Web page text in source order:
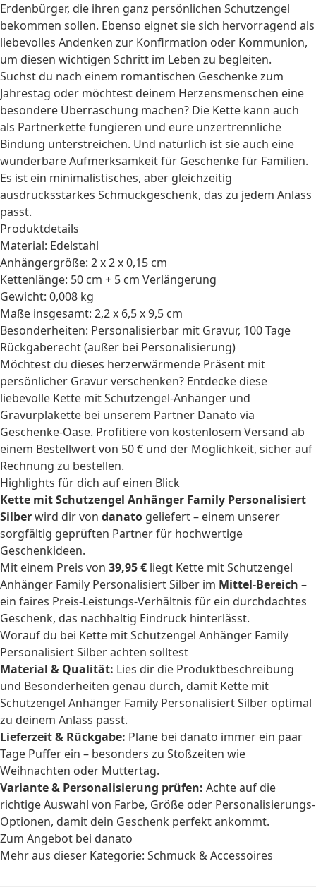
Erdenbürger, die ihren ganz persönlichen Schutzengel
bekommen sollen. Ebenso eignet sie sich hervorragend als
liebevolles Andenken zur Konfirmation oder Kommunion,
um diesen wichtigen Schritt im Leben zu begleiten.
Suchst du nach einem romantischen Geschenke zum
Jahrestag oder möchtest deinem Herzensmenschen eine
besondere Überraschung machen? Die Kette kann auch
als Partnerkette fungieren und eure unzertrennliche
Bindung unterstreichen. Und natürlich ist sie auch eine
wunderbare Aufmerksamkeit für Geschenke für Familien.
Es ist ein minimalistisches, aber gleichzeitig
ausdrucksstarkes Schmuckgeschenk, das zu jedem Anlass
passt.
Produktdetails
Material: Edelstahl
Anhängergröße: 2 x 2 x 0,15 cm
Kettenlänge: 50 cm + 5 cm Verlängerung
Gewicht: 0,008 kg
Maße insgesamt: 2,2 x 6,5 x 9,5 cm
Besonderheiten: Personalisierbar mit Gravur, 100 Tage
Rückgaberecht (außer bei Personalisierung)
Möchtest du dieses herzerwärmende Präsent mit
persönlicher Gravur verschenken? Entdecke diese
liebevolle Kette mit Schutzengel-Anhänger und
Gravurplakette bei unserem Partner Danato via
Geschenke-Oase. Profitiere von kostenlosem Versand ab
einem Bestellwert von 50 € und der Möglichkeit, sicher auf
Rechnung zu bestellen.
Highlights für dich auf einen Blick
Kette mit Schutzengel Anhänger Family Personalisiert
Silberwird dir von danato geliefert – einem unserer
sorgfältig geprüften Partner für hochwertige
Geschenkideen.
Mit einem Preis von 39,95 € liegt Kette mit Schutzengel
Anhänger Family Personalisiert Silber im Mittel-Bereich –
ein faires Preis-Leistungs-Verhältnis für ein durchdachtes
Geschenk, das nachhaltig Eindruck hinterlässt.
Worauf du bei Kette mit Schutzengel Anhänger Family
Personalisiert Silber achten solltest
Material & Qualität: Lies dir die Produktbeschreibung
und Besonderheiten genau durch, damit Kette mit
Schutzengel Anhänger Family Personalisiert Silber optimal
zu deinem Anlass passt.
Lieferzeit & Rückgabe: Plane bei danato immer ein paar
Tage Puffer ein – besonders zu Stoßzeiten wie
Weihnachten oder Muttertag.
Variante & Personalisierung prüfen: Achte auf die
richtige Auswahl von Farbe, Größe oder Personalisierungs-
Optionen, damit dein Geschenk perfekt ankommt.
Zum Angebot bei danato
Mehr aus dieser Kategorie: Schmuck & Accessoires